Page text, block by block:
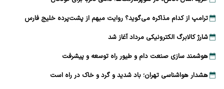
ترامپ از کدام مذاکره می‌گوید؟ روایت مبهم از پشت‌پرده خلیج فارس
شارژ کالابرگ الکترونیکی مرداد آغاز شد
هوشمند سازی صنعت دام و طیور راه توسعه و پیشرفت
هشدار هواشناسی تهران؛ باد شدید و گرد و خاک در راه است